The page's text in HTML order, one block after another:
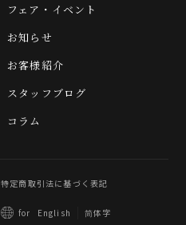
フェア・イベント
お知らせ
お客様紹介
スタッフブログ
コラム
特定商取引法に基づく表記
for English 简体字